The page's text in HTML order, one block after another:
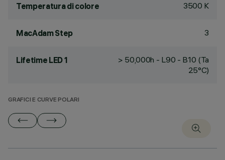
Temperatura di colore 3500 K
MacAdam Step 3
Lifetime LED 1
> 50,000h - L90 - B10 (Ta
25°C)
GRAFICI E CURVE POLARI